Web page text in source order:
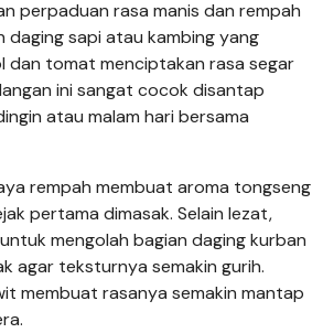
perpaduan rasa manis dan rempah
daging sapi atau kambing yang
dan tomat menciptakan rasa segar
ini sangat cocok disantap
atau malam hari bersama
rempah membuat aroma tongseng
pertama dimasak. Selain lezat,
mengolah bagian daging kurban
agar teksturnya semakin gurih.
membuat rasanya semakin mantap